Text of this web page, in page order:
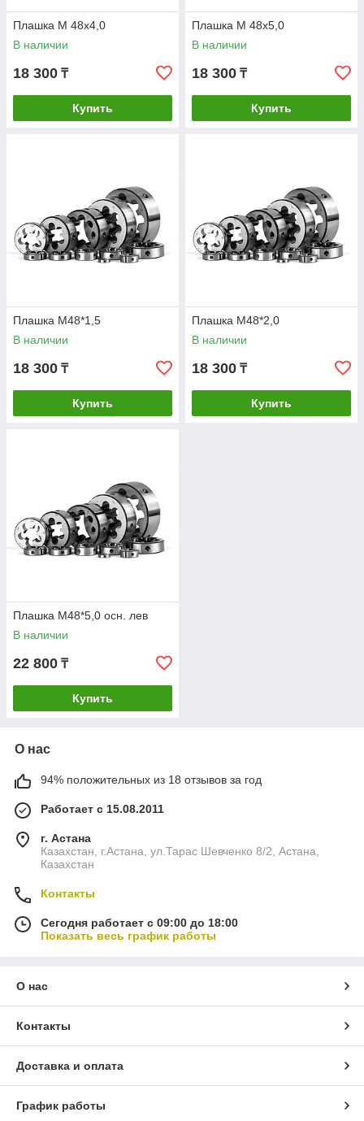
Плашка М 48х4,0
В наличии
18 300 ₸
Купить
Плашка М 48х5,0
В наличии
18 300 ₸
Купить
Плашка М48*1,5
В наличии
18 300 ₸
Купить
Плашка М48*2,0
В наличии
18 300 ₸
Купить
Плашка М48*5,0 осн. лев
В наличии
22 800 ₸
Купить
О нас
94% положительных из 18 отзывов за год
Работает с 15.08.2011
г. Астана
Казахстан, г.Астана, ул.Тарас Шевченко 8/2, Астана,
Казахстан
Контакты
Сегодня работает с 09:00 до 18:00
Показать весь график работы
О нас
Контакты
Доставка и оплата
График работы